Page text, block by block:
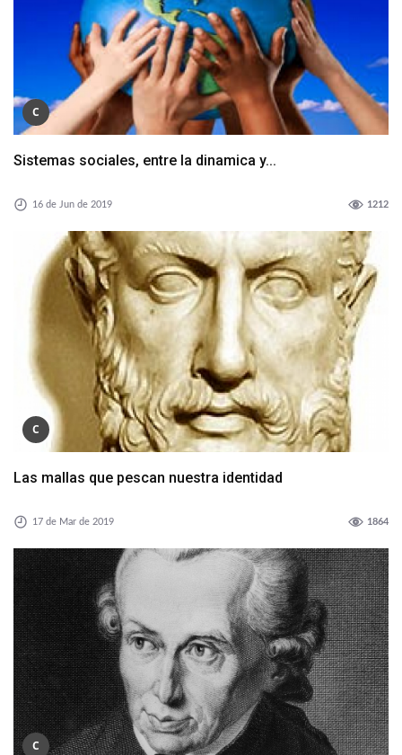
C
Sistemas sociales, entre la dinamica y...
16 de Jun de 2019 1212
C
Las mallas que pescan nuestra identidad
17 de Mar de 2019 1864
C